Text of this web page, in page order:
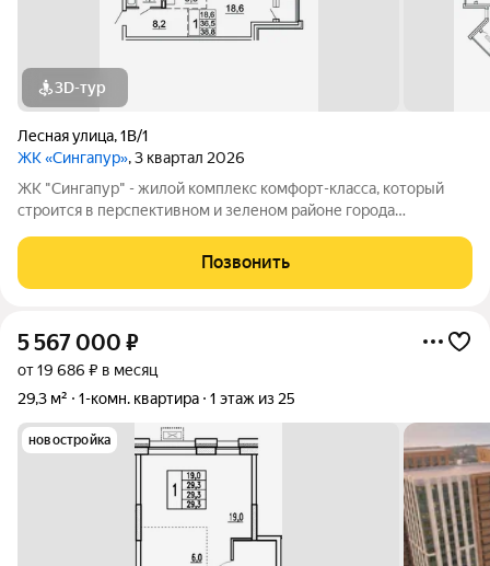
3D-тур
Лесная улица,1В/1
ЖК «Сингапур», 3 квартал 2026
ЖК "Сингапур" - жилой комплекс комфорт-класса, который
строится в перспективном и зеленом районе города
домов, объединенных общим стилобатом, и двух этажей
подземного паркинга на 298
Позвонить
5 567 000 ₽
от 19 686 ₽ в месяц
29,3 м²
1-комн. квартира 1 этаж из 25
новостройка